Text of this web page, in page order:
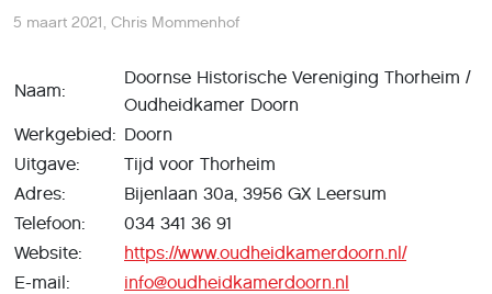
5 maart 2021, Chris Mommenhof
Naam:
Doornse Historische Vereniging Thorheim /
Oudheidkamer Doorn
Werkgebied: Doorn
Uitgave:
Tijd voor Thorheim
Adres:
Bijenlaan 30a, 3956 GX Leersum
Telefoon:
034 341 36 91
Website:
https://www.oudheidkamerdoorn.nl/
E-mail:
info@oudheidkamerdoorn.nl